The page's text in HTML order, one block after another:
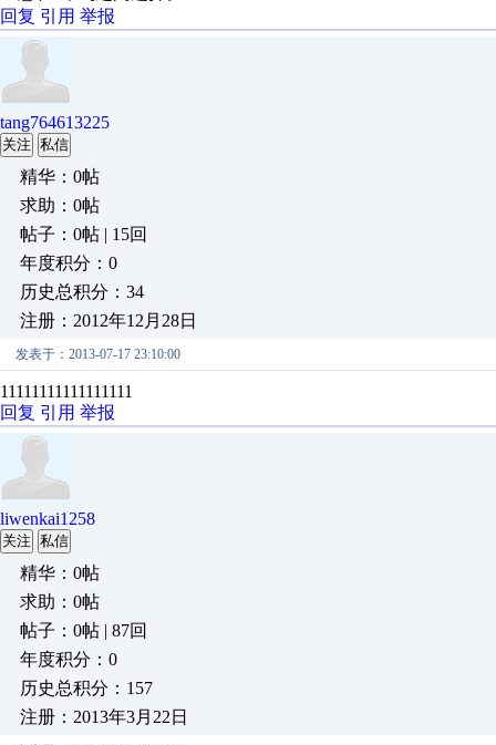
回复 引用 举报
tang764613225
关注 私信
精华：0帖
求助：0帖
帖子：0帖 | 15回
年度积分：0
历史总积分：34
注册：2012年12月28日
发表于：2013-07-17 23:10:00
11111111111111111
回复 引用 举报
liwenkai1258
关注 私信
精华：0帖
求助：0帖
帖子：0帖 | 87回
年度积分：0
历史总积分：157
注册：2013年3月22日